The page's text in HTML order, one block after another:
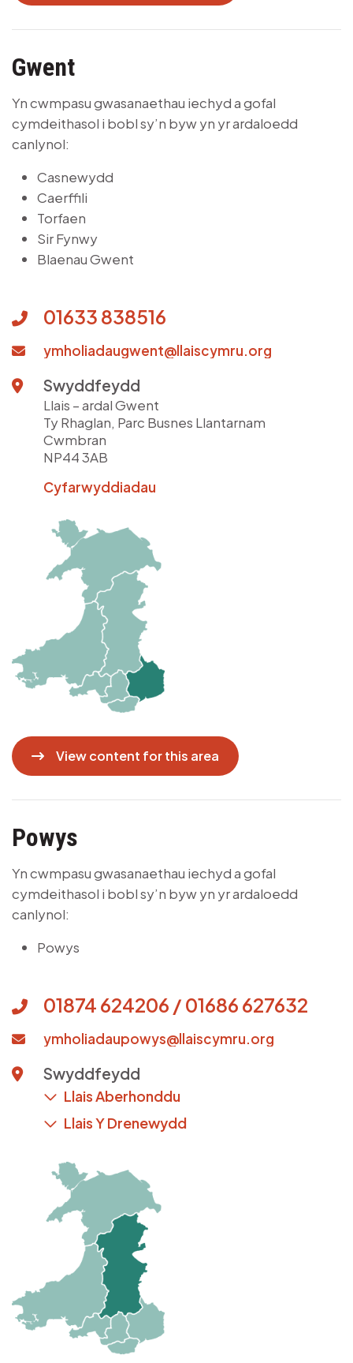
Gwent
Yn cwmpasu gwasanaethau iechyd a gofal
cymdeithasol i bobl sy’n byw yn yr ardaloedd
canlynol:
Casnewydd
Caerffili
Torfaen
Sir Fynwy
Blaenau Gwent
01633 838516
ymholiadaugwent@llaiscymru.org
Swyddfeydd
Llais – ardal Gwent
Ty Rhaglan, Parc Busnes Llantarnam
Cwmbran
NP44 3AB
Cyfarwyddiadau
Delwedd
View content for this area
Powys
Yn cwmpasu gwasanaethau iechyd a gofal
cymdeithasol i bobl sy’n byw yn yr ardaloedd
canlynol:
Powys
01874 624206 / 01686 627632
ymholiadaupowys@llaiscymru.org
Swyddfeydd
Llais Aberhonddu
Llais Y Drenewydd
Delwedd